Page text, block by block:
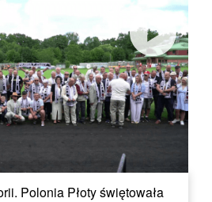
Polonia Płoty świętowała